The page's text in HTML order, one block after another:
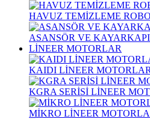
HAVUZ TEMİZLEME
ASANSÖR VE
LİNEER MOTORLAR
KAIDI LİNEER MOTORLAR
KGRA SERİSİ LİNEER
MİKRO LİNEER